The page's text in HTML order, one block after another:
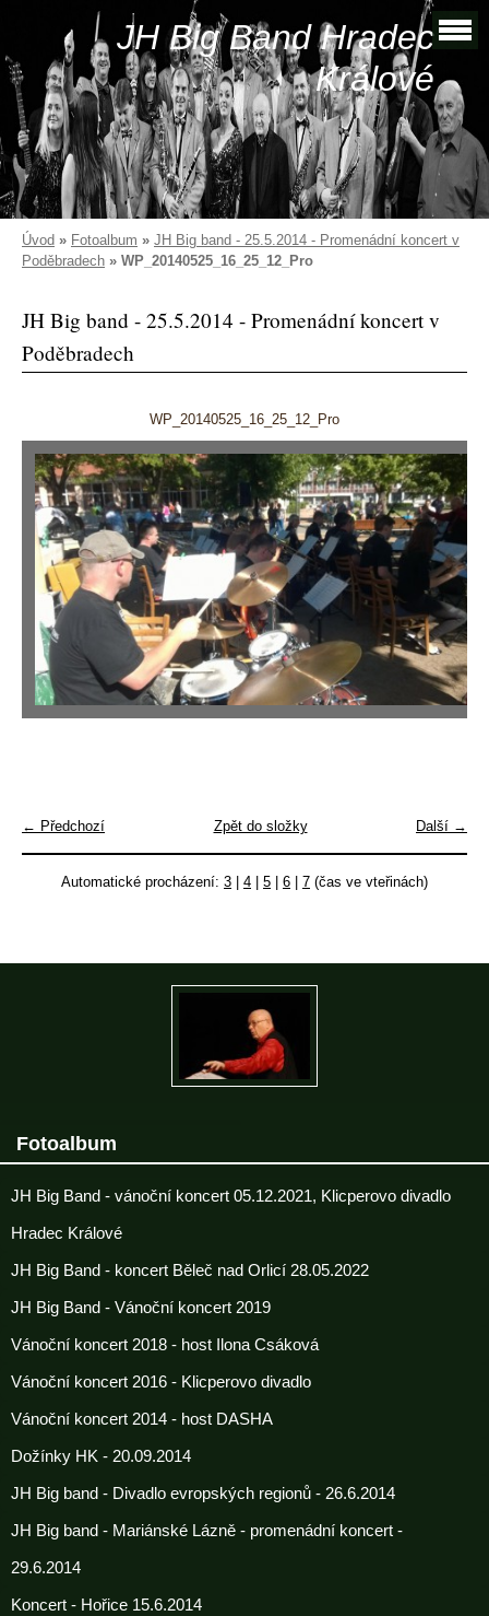
JH Big Band Hradec
Králové
Úvod » Fotoalbum » JH Big band - 25.5.2014 - Promenádní koncert v
Poděbradech » WP_20140525_16_25_12_Pro
JH Big band - 25.5.2014 - Promenádní koncert v
Poděbradech
WP_20140525_16_25_12_Pro
← Předchozí Další →
Zpět do složky
Automatické procházení: 3 | 4 | 5 | 6 | 7 (čas ve vteřinách)
Fotoalbum
JH Big Band - vánoční koncert 05.12.2021, Klicperovo divadlo
Hradec Králové
JH Big Band - koncert Běleč nad Orlicí 28.05.2022
JH Big Band - Vánoční koncert 2019
Vánoční koncert 2018 - host Ilona Csáková
Vánoční koncert 2016 - Klicperovo divadlo
Vánoční koncert 2014 - host DASHA
Dožínky HK - 20.09.2014
JH Big band - Divadlo evropských regionů - 26.6.2014
JH Big band - Mariánské Lázně - promenádní koncert -
29.6.2014
Koncert - Hořice 15.6.2014